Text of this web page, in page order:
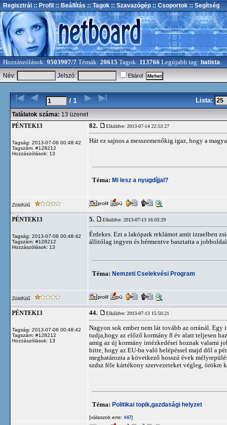
Regisztrál :: Profil :: Beállítás :: Tagok :: Szavazógép :: Csoportok :: Segítség
Hozzászólások: 9503907/7 Témák: 20615 Tagok: 113766 Legújabb tag: batista
Név: Jelszó: Eltárol
/ 1 Lista:
Találatok száma: 13 üzenet
PÉNTEK13
Tagság: 2013-07-08 00:48:42
Tagszám: #128212
Hozzászólások: 13
82. Elküldve: 2013-07-14 22:53:27
Hát ez sajnos a messzemenőkig igaz, hogy a
Téma: Mi lesz a nyugdíjjal?
Zöldfülű
PÉNTEK13
Tagság: 2013-07-08 00:48:42
Tagszám: #128212
Hozzászólások: 13
5. Elküldve: 2013-07-13 16:03:29
Érdekes. Ezt a lakópark reklámot amit izraelben
állitólag ingyen és bérmentve basztatta a
Téma: Nemzeti Cselekvési Program
Zöldfülű
PÉNTEK13
Tagság: 2013-07-08 00:48:42
Tagszám: #128212
Hozzászólások: 13
44. Elküldve: 2013-07-13 15:50:21
Nagyon sok ember nem lát tovább az orránál. Egy
tudja,hogy az előző kormány 8 év alatt teljesen
amig az új kormány intézkedései hoznak valami
hitte, hogy az EU-ba való belépéssel majd dől a
meghatározta a következő hosszú évek
szdsz féle kártékony szervezeteket végleg, örökre
Téma: Politikai topik,gazdasági helyzet
[válaszok erre: #47]